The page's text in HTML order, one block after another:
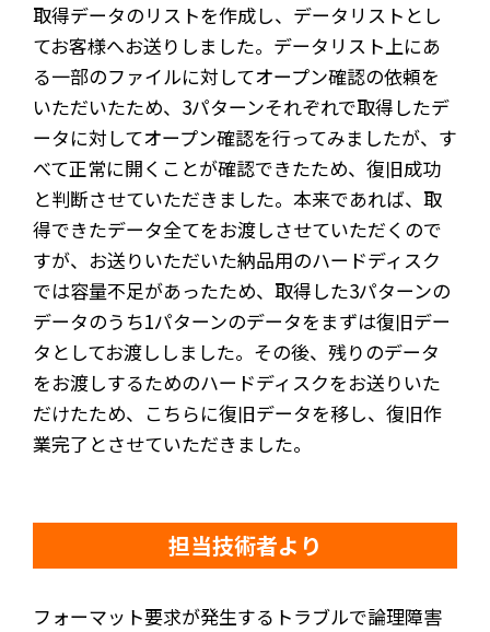
取得データのリストを作成し、データリストとし
てお客様へお送りしました。データリスト上にあ
る一部のファイルに対してオープン確認の依頼を
いただいたため、3パターンそれぞれで取得したデ
ータに対してオープン確認を行ってみましたが、す
べて正常に開くことが確認できたため、復旧成功
と判断させていただきました。本来であれば、取
得できたデータ全てをお渡しさせていただくので
すが、お送りいただいた納品用のハードディスク
では容量不足があったため、取得した3パターンの
データのうち1パターンのデータをまずは復旧デー
タとしてお渡ししました。その後、残りのデータ
をお渡しするためのハードディスクをお送りいた
だけたため、こちらに復旧データを移し、復旧作
業完了とさせていただきました。
担当技術者より
フォーマット要求が発生するトラブルで論理障害